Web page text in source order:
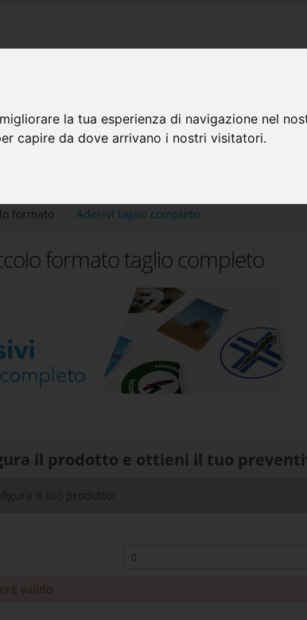
la tua esperienza di navigazione nel
capire da dove arrivano i nostri visitatori.
PREPARAZIONE FILE GALLERY
formato Adesivi taglio completo
formato taglio completo
il prodotto e ottieni il tuo
il tuo prodotto!
valido